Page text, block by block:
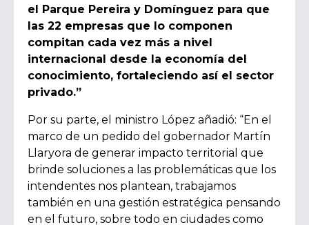
el Parque Pereira y Domínguez para que
las 22 empresas que lo componen
compitan cada vez más a nivel
internacional desde la economía del
conocimiento, fortaleciendo así el sector
privado.”
Por su parte, el ministro López añadió: “En el
marco de un pedido del gobernador Martín
Llaryora de generar impacto territorial que
brinde soluciones a las problemáticas que los
intendentes nos plantean, trabajamos
también en una gestión estratégica pensando
en el futuro, sobre todo en ciudades como